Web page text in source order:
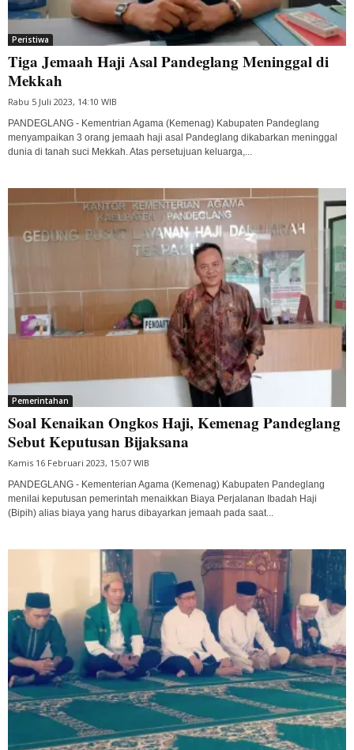
Peristiwa
Tiga Jemaah Haji Asal Pandeglang Meninggal di
Mekkah
Rabu 5 Juli 2023, 14:10 WIB
PANDEGLANG - Kementrian Agama (Kemenag) Kabupaten Pandeglang
menyampaikan 3 orang jemaah haji asal Pandeglang dikabarkan meninggal
dunia di tanah suci Mekkah. Atas persetujuan keluarga,...
Pemerintahan
Soal Kenaikan Ongkos Haji, Kemenag Pandeglang
Sebut Keputusan Bijaksana
Kamis 16 Februari 2023, 15:07 WIB
PANDEGLANG - Kementerian Agama (Kemenag) Kabupaten Pandeglang
menilai keputusan pemerintah menaikkan Biaya Perjalanan Ibadah Haji
(Bipih) alias biaya yang harus dibayarkan jemaah pada saat...